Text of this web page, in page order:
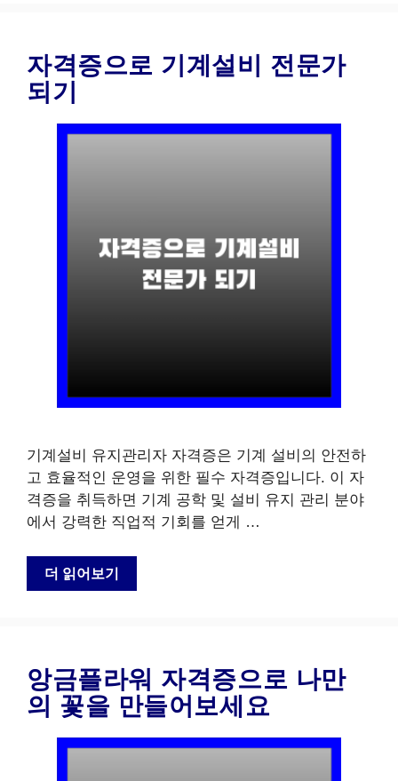
자격증으로 기계설비 전문가
되기
기계설비 유지관리자 자격증은 기계 설비의 안전하
고 효율적인 운영을 위한 필수 자격증입니다. 이 자
격증을 취득하면 기계 공학 및 설비 유지 관리 분야
에서 강력한 직업적 기회를 얻게 …
더 읽어보기
앙금플라워 자격증으로 나만
의 꽃을 만들어보세요